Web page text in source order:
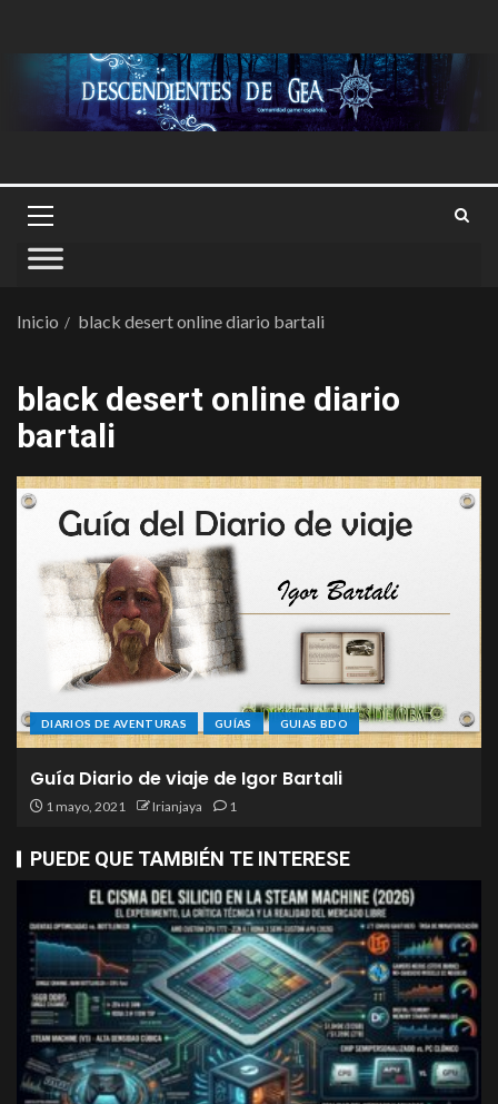
Inicio black desert online diario bartali
black desert online diario
bartali
DIARIOS DE AVENTURAS GUÍAS GUIAS BDO
Guía Diario de viaje de Igor Bartali
1 mayo, 2021 Irianjaya 1
PUEDE QUE TAMBIÉN TE INTERESE